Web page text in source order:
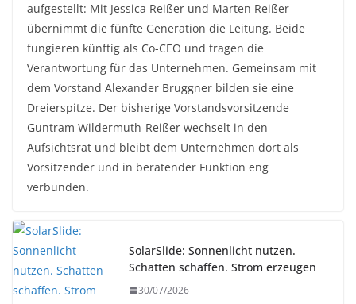
aufgestellt: Mit Jessica Reißer und Marten Reißer
übernimmt die fünfte Generation die Leitung. Beide
fungieren künftig als Co-CEO und tragen die
Verantwortung für das Unternehmen. Gemeinsam mit
dem Vorstand Alexander Bruggner bilden sie eine
Dreierspitze. Der bisherige Vorstandsvorsitzende
Guntram Wildermuth-Reißer wechselt in den
Aufsichtsrat und bleibt dem Unternehmen dort als
Vorsitzender und in beratender Funktion eng
verbunden.
SolarSlide: Sonnenlicht nutzen.
Schatten schaffen. Strom erzeugen
30/07/2026